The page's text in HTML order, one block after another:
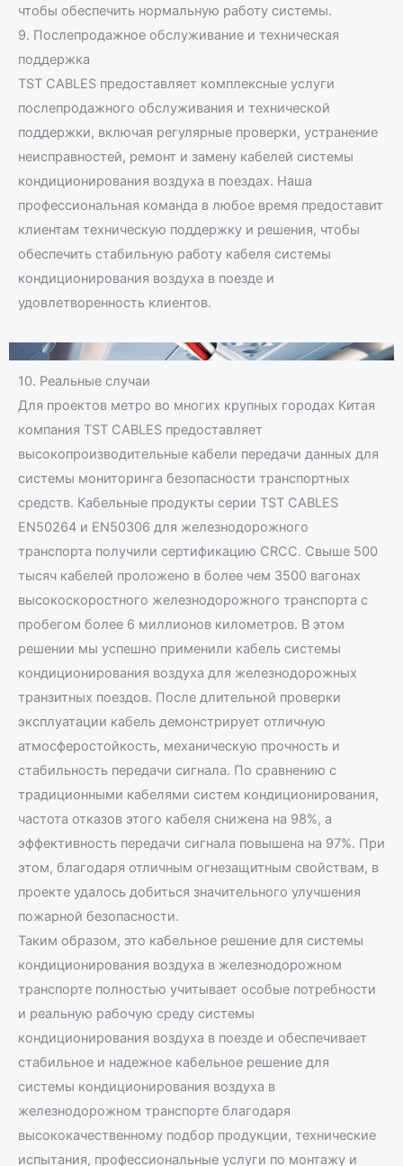
чтобы обеспечить нормальную работу системы.
9. Послепродажное обслуживание и техническая
поддержка
TST CABLES предоставляет комплексные услуги
послепродажного обслуживания и технической
поддержки, включая регулярные проверки, устранение
неисправностей, ремонт и замену кабелей системы
кондиционирования воздуха в поездах. Наша
профессиональная команда в любое время предоставит
клиентам техническую поддержку и решения, чтобы
обеспечить стабильную работу кабеля системы
кондиционирования воздуха в поезде и
удовлетворенность клиентов.
10. Реальные случаи
Для проектов метро во многих крупных городах Китая
компания TST CABLES предоставляет
высокопроизводительные кабели передачи данных для
системы мониторинга безопасности транспортных
средств. Кабельные продукты серии TST CABLES
EN50264 и EN50306 для железнодорожного
транспорта получили сертификацию CRCC. Свыше 500
тысяч кабелей проложено в более чем 3500 вагонах
высокоскоростного железнодорожного транспорта с
пробегом более 6 миллионов километров. В этом
решении мы успешно применили кабель системы
кондиционирования воздуха для железнодорожных
транзитных поездов. После длительной проверки
эксплуатации кабель демонстрирует отличную
атмосферостойкость, механическую прочность и
стабильность передачи сигнала. По сравнению с
традиционными кабелями систем кондиционирования,
частота отказов этого кабеля снижена на 98%, а
эффективность передачи сигнала повышена на 97%. При
этом, благодаря отличным огнезащитным свойствам, в
проекте удалось добиться значительного улучшения
пожарной безопасности.
Таким образом, это кабельное решение для системы
кондиционирования воздуха в железнодорожном
транспорте полностью учитывает особые потребности
и реальную рабочую среду системы
кондиционирования воздуха в поезде и обеспечивает
стабильное и надежное кабельное решение для
системы кондиционирования воздуха в
железнодорожном транспорте благодаря
высококачественному подбор продукции, технические
испытания, профессиональные услуги по монтажу и